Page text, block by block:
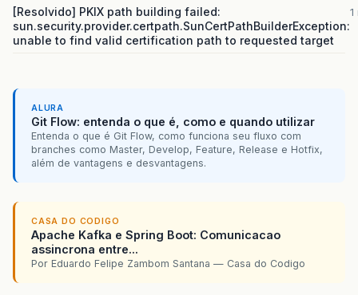
[Resolvido] PKIX path building failed:
sun.security.provider.certpath.SunCertPathBuilderException:
unable to find valid certification path to requested target
ALURA
Git Flow: entenda o que é, como e quando utilizar
Entenda o que é Git Flow, como funciona seu fluxo com
branches como Master, Develop, Feature, Release e Hotfix,
além de vantagens e desvantagens.
CASA DO CODIGO
Apache Kafka e Spring Boot: Comunicacao
assincrona entre...
Por Eduardo Felipe Zambom Santana — Casa do Codigo